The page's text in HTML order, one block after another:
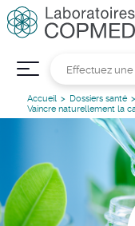
Accueil Dossiers santé
Vaincre naturellement la